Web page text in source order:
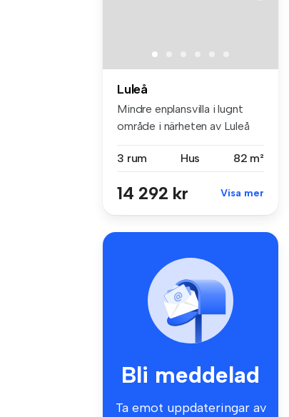
Luleå
Mindre enplansvilla i lugnt
område i närheten av Luleå
3 rum
Hus 82 m²
14 292 kr Visa mer
Bli meddelad
Ta emot uppdateringar av